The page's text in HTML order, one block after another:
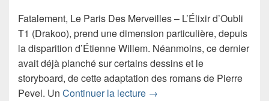
Fatalement, Le Paris Des Merveilles – L’Élixir d’Oubli
T1 (Drakoo), prend une dimension particulière, depuis
la disparition d’Étienne Willem. Néanmoins, ce dernier
avait déjà planché sur certains dessins et le
storyboard, de cette adaptation des romans de Pierre
Pevel. Un Continuer la lecture Chronique bande dessinée
→